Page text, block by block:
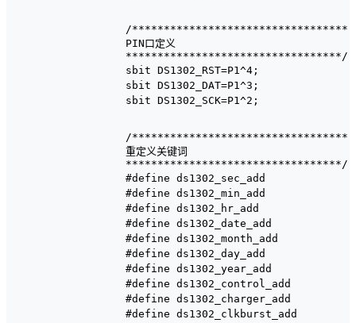
/**********************************
PIN口定义
**********************************/
sbit DS1302_RST=P1^4;											//ds1302复位引脚P1.4
sbit DS1302_DAT=P1^3;											//ds1302数据引脚P1.5
sbit DS1302_SCK=P1^2;											//ds1302时钟引脚P1.6
/**********************************
重定义关键词
**********************************/
#define ds1302_sec_add				0x80				//秒数据地址
#define ds1302_min_add				0x82				//分数据地址
#define ds1302_hr_add					0x84				//时数据地址
#define ds1302_date_add				0x86				//日数据地址
#define ds1302_month_add			0x88				//月数据地址
#define ds1302_day_add				0x8a				//星期数据地址
#define ds1302_year_add				0x8c				//年数据地址
#define ds1302_control_add		0x8e				//控制数据地址
#define ds1302_charger_add		0x90 				//涓流充电地址
#define ds1302_clkburst_add		0xbe				//分页地址